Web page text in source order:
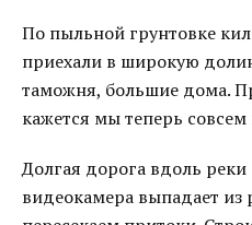
По пыльной грунтовке
приехали в широкую
таможня, большие дома.
кажется мы теперь совсем
Долгая дорога вдоль реки
видеокамера выпадает из